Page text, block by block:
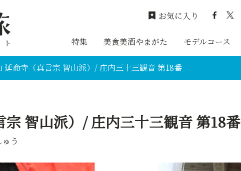
特集 美食美酒やまがた モデルコース
お気に入り
延命寺（真言宗 智山派）/ 庄内三十三観音 第18番
智山派）/ 庄内三十三観音 第18番
う